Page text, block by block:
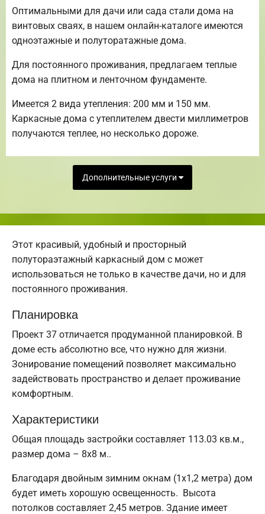
Оптимальными для дачи или сада стали дома на
винтовых сваях, в нашем онлайн-каталоге имеются
одноэтажные и полуторатажные дома.
Для постоянного проживания, предлагаем теплые
дома на плитном и ленточном фундаменте.
Имеется 2 вида утепления: 200 мм и 150 мм.
Каркасные дома с утеплителем двести миллиметров
получаются теплее, но несколько дороже.
Дополнительные услуги
Этот красивый, удобный и просторный
полутораэтажный каркасный дом с может
использоваться не только в качестве дачи, но и для
постоянного проживания.
Планировка
Проект 37 отличается продуманной планировкой. В
доме есть абсолютно все, что нужно для жизни.
Зонирование помещений позволяет максимально
задействовать пространство и делает проживание
комфортным.
Характеристики
Общая площадь застройки составляет 113.03 кв.м.,
размер дома – 8х8 м..
Благодаря двойным зимним окнам (1x1,2 метра) дом
будет иметь хорошую освещенность. Высота
потолков составляет 2,45 метров. Здание имеет